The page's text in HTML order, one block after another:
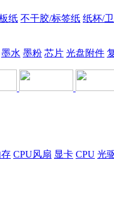
纸 不干胶/标签纸 纸杯/
墨水 墨粉 芯片 光盘附件
CPU风扇 显卡 CPU 光